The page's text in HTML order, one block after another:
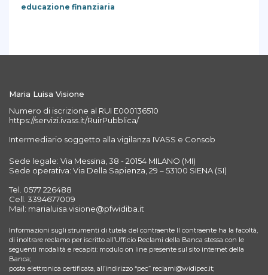
educazione finanziaria
Maria Luisa Visione
Numero di iscrizione al RUI E000136510
https://servizi.ivass.it/RuirPubblica/
Intermediario soggetto alla vigilanza IVASS e Consob
Sede legale: Via Messina, 38 - 20154 MILANO (MI)
Sede operativa: Via Della Sapienza, 29 – 53100 SIENA (SI)
Tel. 0577 226488
Cell. 3394677009
Mail: marialuisa.visione@pfwidiba.it
Informazioni sugli strumenti di tutela del contraente Il contraente ha la facoltà,
di inoltrare reclamo per iscritto all’Ufficio Reclami della Banca stessa con le
seguenti modalità e recapiti: modulo on line presente sul sito internet della
Banca;
posta elettronica certificata, all’indirizzo “pec” reclami@widipec.it;